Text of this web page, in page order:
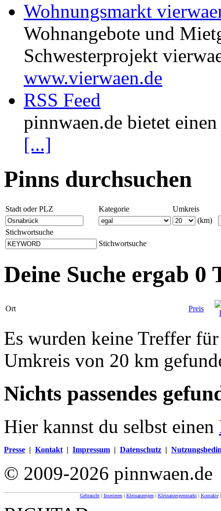
Wohnungsmarkt
Wohnangebote und
Schwesterprojekt
www.vierwaen.de
RSS Feed
pinnwaen.de bietet
[...]
Pinns durchsuchen
Stadt oder PLZ Kategorie
Umkreis
(km)
Stichwortsuche
Stichwortsuche
Deine Suche ergab 0
Ort Preis
Es wurden keine Treffer
Umkreis von 20 km
Nichts passendes
Hier kannst du selbst einen
Presse | Kontakt | Impressum | Datenschutz |
© 2009-2026 pinnwaen.de
Gebraucht| Inserieren| Kleinanzeigen| Kleinanzeigenmarkt| Kontakte